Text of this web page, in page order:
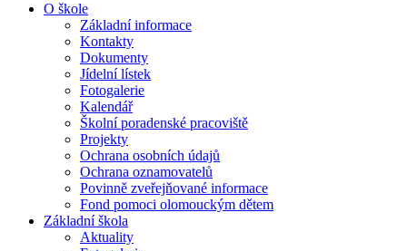
O škole
Základní informace
Kontakty
Dokumenty
Jídelní lístek
Fotogalerie
Kalendář
Školní poradenské pracoviště
Projekty
Ochrana osobních údajů
Ochrana oznamovatelů
Povinně zveřejňované informace
Fond pomoci olomouckým dětem
Základní škola
Aktuality